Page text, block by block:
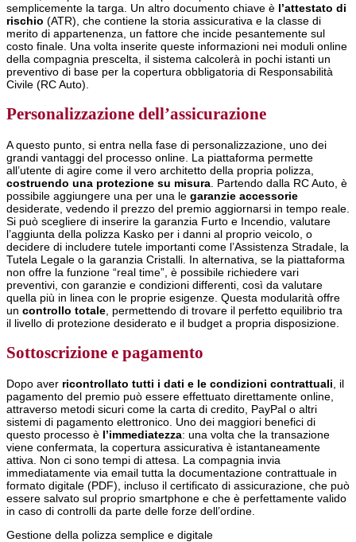
semplicemente la targa. Un altro documento chiave è l’attestato di
rischio (ATR), che contiene la storia assicurativa e la classe di
merito di appartenenza, un fattore che incide pesantemente sul
costo finale. Una volta inserite queste informazioni nei moduli online
della compagnia prescelta, il sistema calcolerà in pochi istanti un
preventivo di base per la copertura obbligatoria di Responsabilità
Civile (RC Auto).
Personalizzazione dell’assicurazione
A questo punto, si entra nella fase di personalizzazione, uno dei
grandi vantaggi del processo online. La piattaforma permette
all’utente di agire come il vero architetto della propria polizza,
costruendo una protezione su misura . Partendo dalla RC Auto, è
possibile aggiungere una per una le garanzie accessorie
desiderate, vedendo il prezzo del premio aggiornarsi in tempo reale.
Si può scegliere di inserire la garanzia Furto e Incendio, valutare
l’aggiunta della polizza Kasko per i danni al proprio veicolo, o
decidere di includere tutele importanti come l’Assistenza Stradale, la
Tutela Legale o la garanzia Cristalli. In alternativa, se la piattaforma
non offre la funzione “real time”, è possibile richiedere vari
preventivi, con garanzie e condizioni differenti, così da valutare
quella più in linea con le proprie esigenze. Questa modularità offre
un controllo totale , permettendo di trovare il perfetto equilibrio tra
il livello di protezione desiderato e il budget a propria disposizione.
Sottoscrizione e pagamento
Dopo aver ricontrollato tutti i dati e le condizioni contrattuali , il
pagamento del premio può essere effettuato direttamente online,
attraverso metodi sicuri come la carta di credito, PayPal o altri
sistemi di pagamento elettronico. Uno dei maggiori benefici di
questo processo è l’immediatezza: una volta che la transazione
viene confermata, la copertura assicurativa è istantaneamente
attiva. Non ci sono tempi di attesa. La compagnia invia
immediatamente via email tutta la documentazione contrattuale in
formato digitale (PDF), incluso il certificato di assicurazione, che può
essere salvato sul proprio smartphone e che è perfettamente valido
in caso di controlli da parte delle forze dell’ordine.
Gestione della polizza semplice e digitale